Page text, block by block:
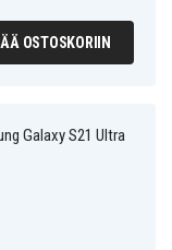
OSTOSKORIIN
Galaxy S21 Ultra